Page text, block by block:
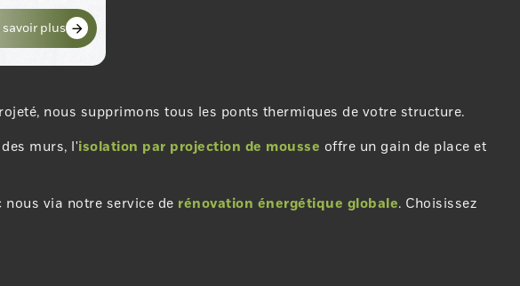
savoir plus
nous supprimons tous les ponts thermiques de votre structure.
murs, l'isolation par projection de mousse offre un gain de place et
via notre service de rénovation énergétique globale. Choisissez